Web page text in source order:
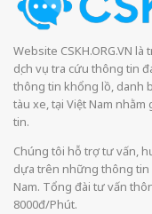
Website CSKH.ORG.VN
dịch vụ tra cứu thông tin
thông tin khổng lồ, danh
tàu xe, tại Việt Nam
tin.
Chúng tôi hỗ trợ tư vấn,
dựa trên những thông tin
Nam. Tổng đài tư vấn
8000đ/Phút.